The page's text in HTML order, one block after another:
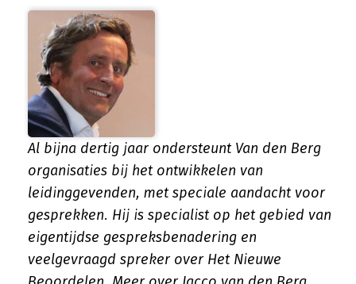
Al bijna dertig jaar ondersteunt Van den Berg
organisaties bij het ontwikkelen van
leidinggevenden, met speciale aandacht voor
gesprekken. Hij is specialist op het gebied van
eigentijdse gespreksbenadering en
veelgevraagd spreker over Het Nieuwe